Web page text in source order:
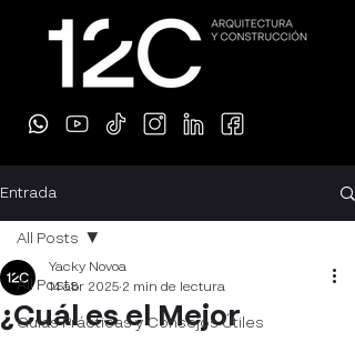
Entrada
All Posts
Guías Prácticas y Consejos Útiles
All Posts
¿Cuál es el Mejor
Yacky Novoa
14 abr 2025 2 min de lectura